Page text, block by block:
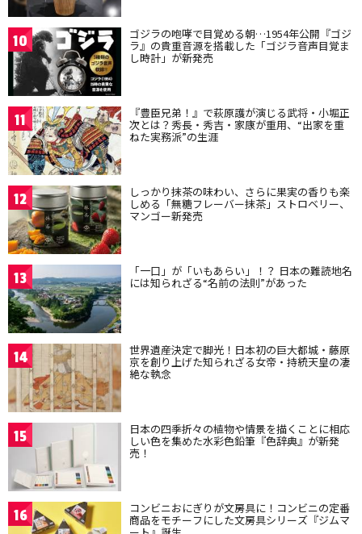
10 ゴジラの咆哮で目覚める朝…1954年公開『ゴジ
ラ』の貴重音源を搭載した「ゴジラ音声目覚ま
し時計」が新発売
11 『豊臣兄弟！』で萩原護が演じる武将・小堀正
次とは？秀長・秀吉・家康が重用、“出家を重
ねた実務派”の生涯
12 しっかり抹茶の味わい、さらに果実の香りも楽
しめる「無糖フレーバー抹茶」ストロベリー、
マンゴー新発売
13 「一口」が「いもあらい」！？ 日本の難読地名
には知られざる“名前の法則”があった
14 世界遺産決定で脚光！日本初の巨大都城・藤原
京を創り上げた知られざる女帝・持統天皇の凄
絶な執念
15 日本の四季折々の植物や情景を描くことに相応
しい色を集めた水彩色鉛筆『色辞典』が新発
売！
16 コンビニおにぎりが文房具に！コンビニの定番
商品をモチーフにした文房具シリーズ『ジムマ